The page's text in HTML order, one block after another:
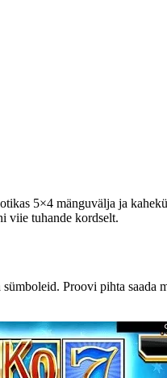
5×4 mänguvälja ja
viie tuhande kordselt.
Proovi pihta saada